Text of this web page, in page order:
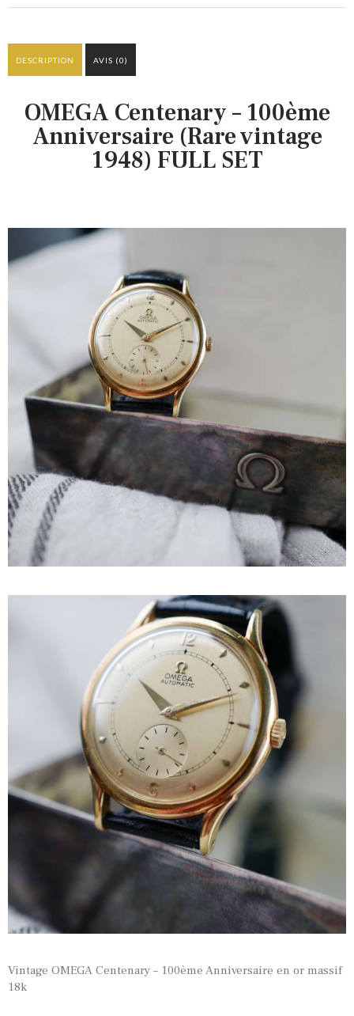
DESCRIPTION AVIS (0)
OMEGA Centenary – 100ème
Anniversaire (Rare vintage
1948) FULL SET
Vintage OMEGA Centenary – 100ème Anniversaire en or massif
18k